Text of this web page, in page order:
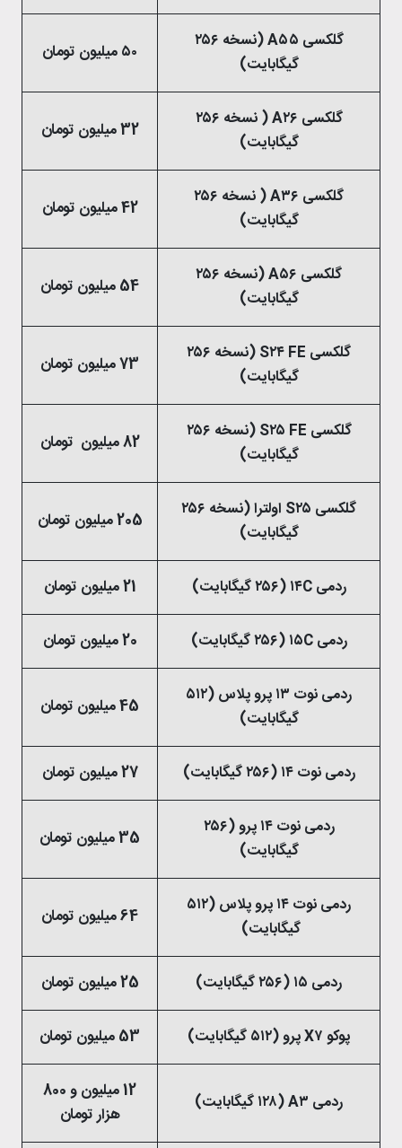
گلکسی A۵۵ (نسخه ۲۵۶
گیگابایت)
۵۰ میلیون تومان
گلکسی A۲۶ ( نسخه ۲۵۶
گیگابایت)
32 میلیون تومان
گلکسی A۳۶ ( نسخه ۲۵۶
گیگابایت)
42 میلیون تومان
گلکسی A۵۶ (نسخه ۲۵۶
گیگابایت)
54 میلیون تومان
گلکسی S۲۴ FE (نسخه ۲۵۶
گیگابایت)
73 میلیون تومان
گلکسی S۲۵ FE (نسخه ۲۵۶
گیگابایت)
82 میلیون تومان
گلکسی S۲۵ اولترا (نسخه ۲۵۶
گیگابایت)
205 میلیون تومان
ردمی ۱۴C (۲۵۶ گیگابایت) 21 میلیون تومان
ردمی ۱۵C (۲۵۶ گیگابایت) 20 میلیون تومان
ردمی نوت ۱۳ پرو پلاس (۵۱۲
گیگابایت)
45 میلیون تومان
ردمی نوت ۱۴ (۲۵۶ گیگابایت) 27 میلیون تومان
ردمی نوت ۱۴ پرو (۲۵۶
گیگابایت)
35 میلیون تومان
ردمی نوت ۱۴ پرو پلاس (۵۱۲
گیگابایت)
64 میلیون تومان
ردمی ۱۵ (۲۵۶ گیگابایت) 25 میلیون تومان
پوکو X۷ پرو (۵۱۲ گیگابایت) 53 میلیون تومان
ردمی A۳ (۱۲۸ گیگابایت)
12 میلیون و 800
هزار تومان